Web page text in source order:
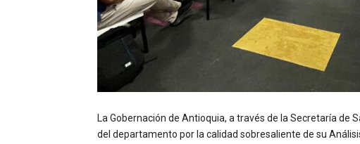
La Gobernación de Antioquia, a través de la Secretaría de
del departamento por la calidad sobresaliente de su